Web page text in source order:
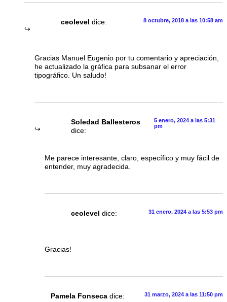
ceolevel dice: 8 octubre, 2018 a las 10:58 am
Gracias Manuel Eugenio por tu comentario y apreciación,
he actualizado la gráfica para subsanar el error
tipográfico. Un saludo!
Soledad Ballesteros
dice:
5 enero, 2024 a las 5:31
pm
Me parece interesante, claro, específico y muy fácil de
entender, muy agradecida.
ceolevel dice: 31 enero, 2024 a las 5:53 pm
Gracias!
Pamela Fonseca dice: 31 marzo, 2024 a las 11:50 pm